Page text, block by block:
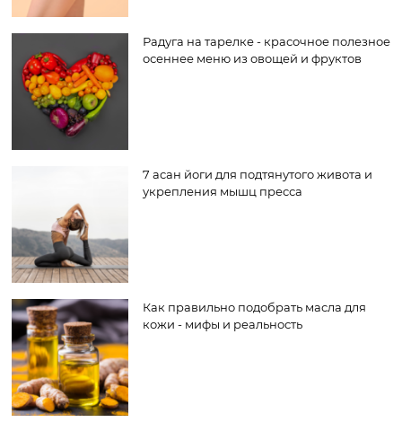
Радуга на тарелке - красочное полезное
осеннее меню из овощей и фруктов
7 асан йоги для подтянутого живота и
укрепления мышц пресса
Как правильно подобрать масла для
кожи - мифы и реальность